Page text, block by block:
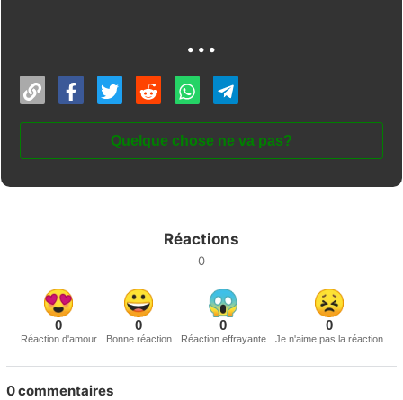
...
Quelque chose ne va pas?
Réactions
0
0
Réaction d'amour
0
Bonne réaction
0
Réaction effrayante
0
Je n'aime pas la réaction
0commentaires